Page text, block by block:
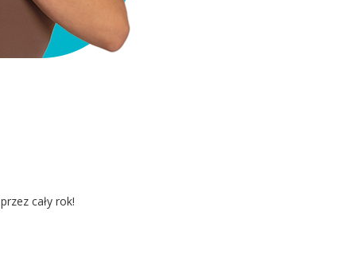
cały rok!